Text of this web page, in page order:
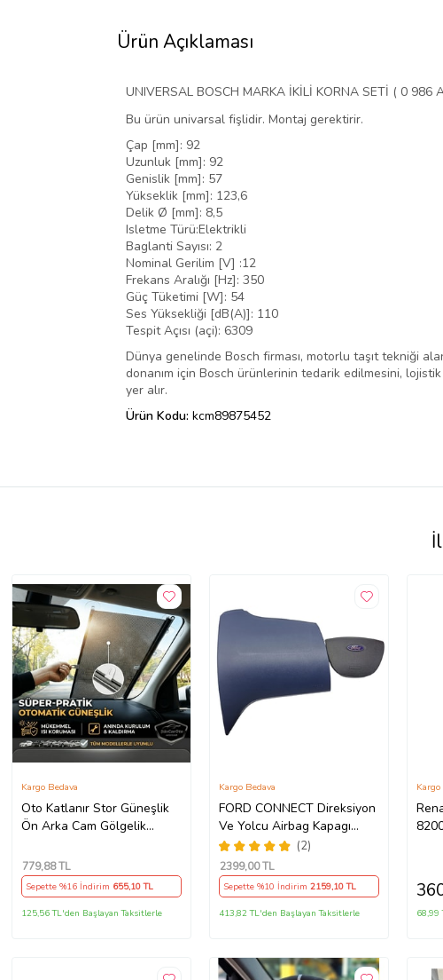
Ürün Açıklaması
UNIVERSAL BOSCH MARKA İKİLİ KORNA SETİ ( 0 986
Bu ürün univarsal fişlidir. Montaj gerektirir.
Çap [mm]: 92
Uzunluk [mm]: 92
Genislik [mm]: 57
Yükseklik [mm]: 123,6
Delik Ø [mm]: 8,5
Isletme Türü:Elektrikli
Baglanti Sayısı: 2
Nominal Gerilim [V] :12
Frekans Aralığı [Hz]: 350
Güç Tüketimi [W]: 54
Ses Yüksekliği [dB(A)]: 110
Tespit Açısı (açi): 6309
Dünya genelinde Bosch firması, motorlu taşıt tekniği
donanım için Bosch ürünlerinin tedarik edilmesini,
yer alır.
Ürün Kodu: kcm89875452
Oto Katlanır Stor Güneşlik
Ön Arka Cam Gölgelik
Güneş Koruyucu Araba Suv
Kargo Bedava
779,88 TL
Sepette %16 İndirim 655,10 TL
125,56 TL'den Başlayan Taksitlerle
FORD CONNECT Direksiyon
Ve Yolcu Airbag Kapagı
Takım (2009-2014) İthal
Üretim
(2)
Kargo Bedava
2399,00 TL
Sepette %10 İndirim 2159,10 TL
413,82 TL'den Başlayan Taksitlerle
Kargo
68,99